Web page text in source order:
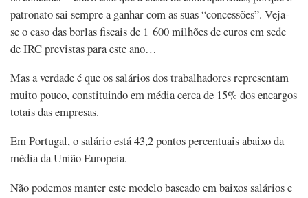
patronato sai sempre a ganhar com as suas “concessões”. Veja-
se o caso das borlas fiscais de 1 600 milhões de euros em sede
de IRC previstas para este ano…
Mas a verdade é que os salários dos trabalhadores representam
muito pouco, constituindo em média cerca de 15% dos encargos
totais das empresas.
Em Portugal, o salário está 43,2 pontos percentuais abaixo da
média da União Europeia.
Não podemos manter este modelo baseado em baixos salários e